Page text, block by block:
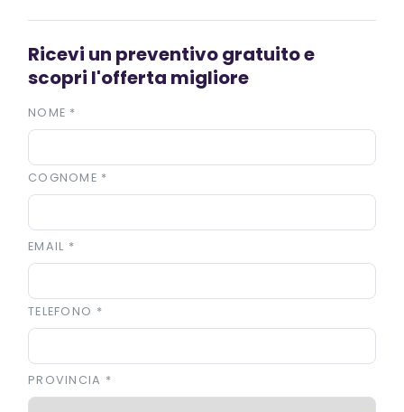
Ricevi un preventivo gratuito e
scopri l'offerta migliore
NOME *
COGNOME *
EMAIL *
TELEFONO *
PROVINCIA *